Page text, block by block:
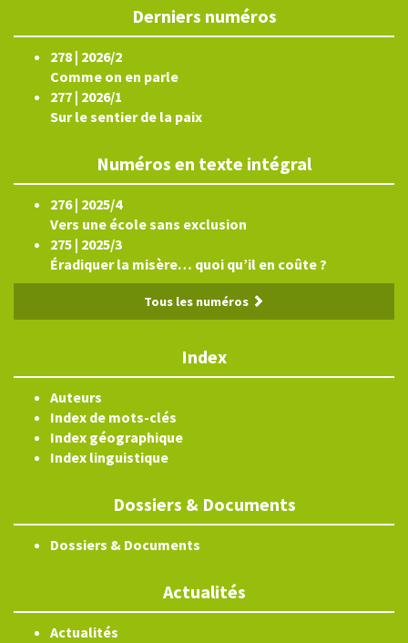
Derniers numéros
278 | 2026/2
Comme on en parle
277 | 2026/1
Sur le sentier de la paix
Numéros en texte intégral
276 | 2025/4
Vers une école sans exclusion
275 | 2025/3
Éradiquer la misère… quoi qu’il en coûte ?
Tous les numéros
Index
Auteurs
Index de mots-clés
Index géographique
Index linguistique
Dossiers & Documents
Dossiers & Documents
Actualités
Actualités